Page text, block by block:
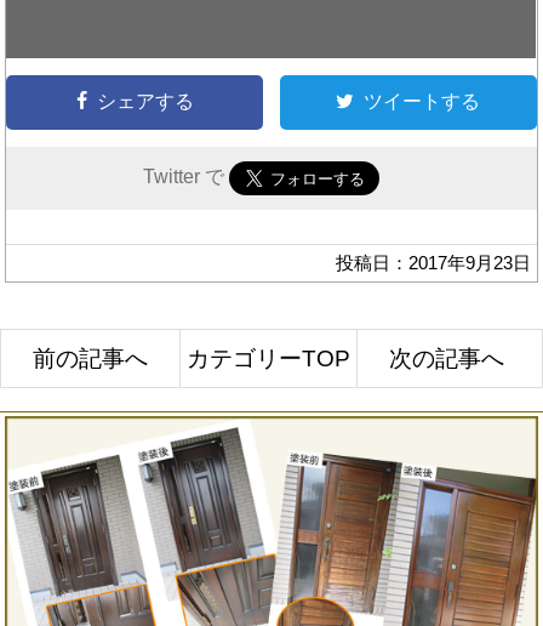
シェアする ツイートする
Twitter で
投稿日：2017年9月23日
前の記事へ カテゴリーTOP 次の記事へ